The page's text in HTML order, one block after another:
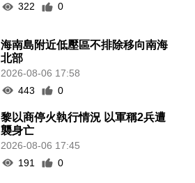
322
0
海南島附近低壓區不排除移向南海
北部
2026-08-06 17:58
443
0
黎以商停火執行情況 以軍稱2兵遭
襲身亡
2026-08-06 17:45
191
0